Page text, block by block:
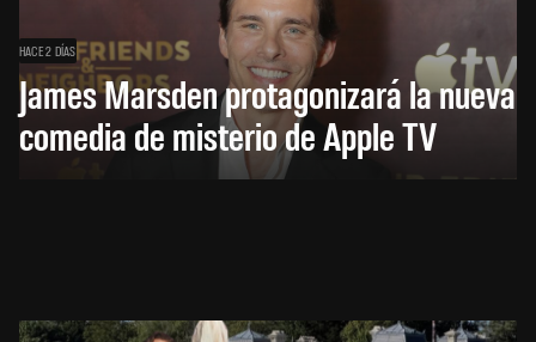
HACE 2 DÍAS
James Marsden protagonizará la nueva
comedia de misterio de Apple TV